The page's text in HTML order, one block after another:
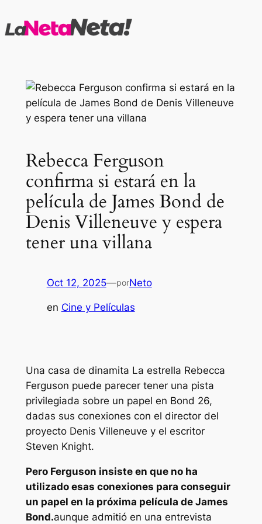
al
Rebecca Ferguson
confirma si estará en la
película de James Bond de
Denis Villeneuve y espera
tener una villana
Oct 12, 2025—porNeto
en Cine y Películas
Una casa de dinamita La estrella Rebecca
Ferguson puede parecer tener una pista
privilegiada sobre un papel en Bond 26,
dadas sus conexiones con el director del
proyecto Denis Villeneuve y el escritor
Steven Knight.
Pero Ferguson insiste en que no ha
utilizado esas conexiones para conseguir
un papel en la próxima película de James
Bond.aunque admitió en una entrevista